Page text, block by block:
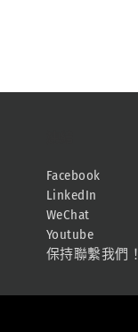
Facebook
LinkedIn
WeChat
Youtube
保持聯繫我們！